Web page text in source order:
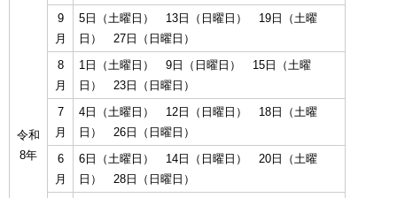
令和
8年
9
月
5日（土曜日） 13日（日曜日） 19日（土曜
日） 27日（日曜日）
8
月
1日（土曜日） 9日（日曜日） 15日（土曜
日） 23日（日曜日）
7
月
4日（土曜日） 12日（日曜日） 18日（土曜
日） 26日（日曜日）
6
月
6日（土曜日） 14日（日曜日） 20日（土曜
日） 28日（日曜日）